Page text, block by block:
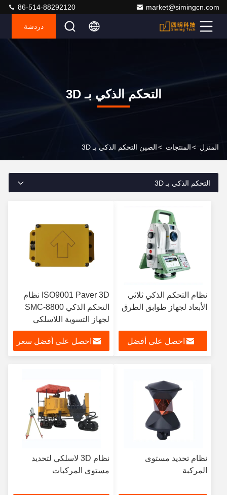
market@simingcn.com
86-514-88292120
دردشة
التحكم الذكي بـ 3D
المنزل >المنتجات >الصين التحكم الذكي بـ 3D
التحكم الذكي بـ 3D
نظام التحكم الذكي ثلاثي
الأبعاد لجهاز طوابق الطرق
احصل على أفضل
ISO9001 Paver 3D نظام
التحكم الذكي SMC-8800
لجهاز التسوية اللاسلكي
للسيارة
احصل على أفضل سعر
نظام تحديد مستوى
المركبة
نظام 3D لاسلكي لتحديد
مستوى المركبات